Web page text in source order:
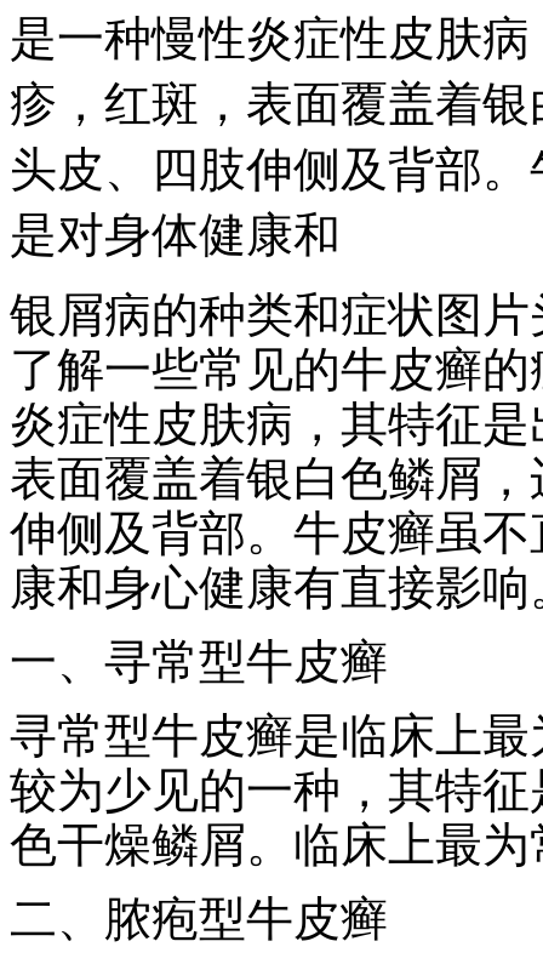
是一种慢性炎症性皮肤
疹，红斑，表面覆盖着
头皮、四肢伸侧及背部
是对身体健康和
银屑病的种类和症状图
了解一些常见的牛皮癣
炎症性皮肤病，其特征
表面覆盖着银白色鳞屑
伸侧及背部。牛皮癣虽
康和身心健康有直接影响
一、寻常型牛皮癣
寻常型牛皮癣是临床上
较为少见的一种，其特
色干燥鳞屑。临床上最
二、脓疱型牛皮癣